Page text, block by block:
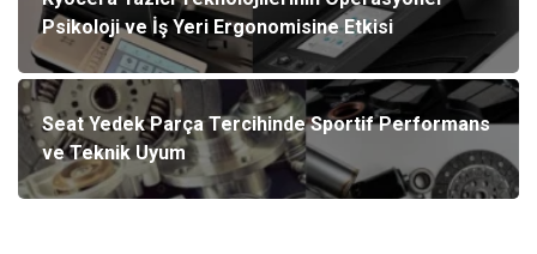
Psikoloji ve İş Yeri Ergonomisine Etkisi
Seat Yedek Parça Tercihinde Sportif Performans
ve Teknik Uyum